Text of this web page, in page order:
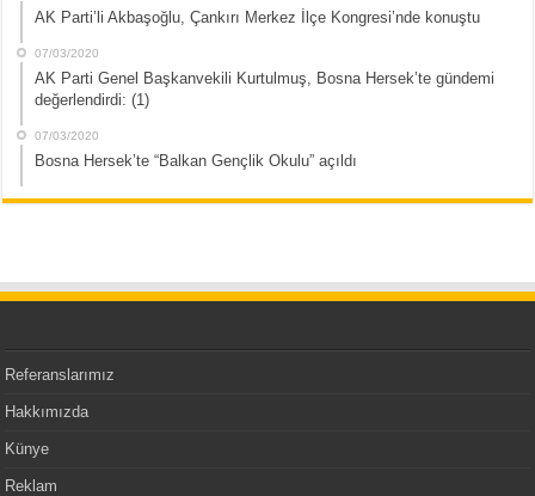
AK Parti’li Akbaşoğlu, Çankırı Merkez İlçe Kongresi’nde konuştu
07/03/2020
AK Parti Genel Başkanvekili Kurtulmuş, Bosna Hersek’te gündemi
değerlendirdi: (1)
07/03/2020
Bosna Hersek’te “Balkan Gençlik Okulu” açıldı
Referanslarımız
Hakkımızda
Künye
Reklam